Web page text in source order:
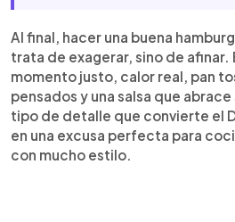
Al final, hacer una buena
trata de exagerar, sino de afinar.
momento justo, calor real, pan
pensados y una salsa que abrace
tipo de detalle que convierte el
en una excusa perfecta para
con mucho estilo.